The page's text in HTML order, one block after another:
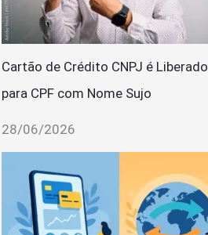
Cartão de Crédito CNPJ é Liberado
para CPF com Nome Sujo
28/06/2026